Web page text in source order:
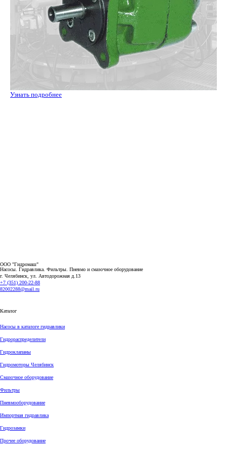
ООО "Гидромаш"
Насосы. Гидравлика. Фильтры. Пневмо и смазочное оборудование
г. Челябинск, ул. Автодорожная д.13
+7 (351) 200-22-88
82002288@mail.ru
Каталог
Насосы в каталоге гидравлики
Гидрораспределители
Гидроклапаны
Гидромоторы Челябинск
Смазочное оборудование
Фильтры
Пневмооборудование
Импортная гидравлика
Гидрозамки
Прочее оборудование